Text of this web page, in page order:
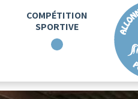
COMPÉTITION
SPORTIVE